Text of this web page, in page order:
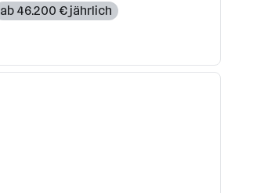
ab 46.200 € jährlich